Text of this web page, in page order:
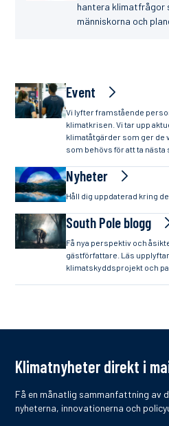
hantera klimatfrågor
människorna och
Event
Vi lyfter framstående
klimatkrisen. Vi tar upp
klimatåtgärder som ger de
som behövs för att ta nästa
Nyheter
Håll dig uppdaterad kring
South Pole blogg
Få nya perspektiv och
gästförfattare. Läs
klimatskyddsprojekt och
Klimatnyheter direkt i
Få en månatlig sammanfattning av
nyheterna, innovationerna och